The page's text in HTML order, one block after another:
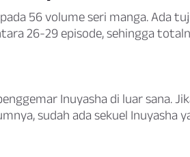
56 volume seri manga. Ada
26-29 episode, sehingga
Inuyasha di luar sana.
sudah ada sekuel Inuyasha